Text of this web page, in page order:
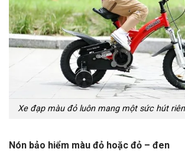
Xe đạp màu đỏ luôn mang một sức hút
Nón bảo hiểm màu đỏ hoặc đỏ – đen